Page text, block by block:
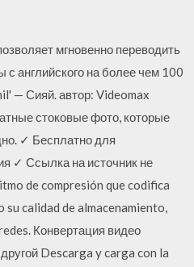
мгновенно переводить
английского на более чем 100
— Сияй. автор: Videomax
стоковые фото, которые
✓ Бесплатно для
✓ Ссылка на источник не
de compresión que codifica
calidad de almacenamiento,
Конвертация видео
Descarga y carga con la